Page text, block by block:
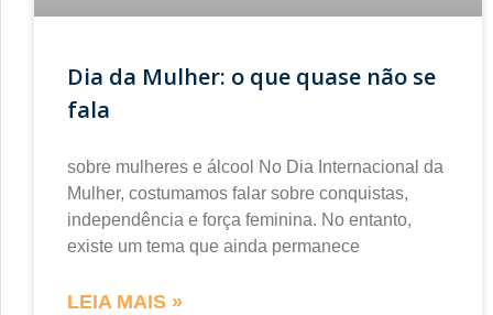
Dia da Mulher: o que quase não se
fala
sobre mulheres e álcool No Dia Internacional da
Mulher, costumamos falar sobre conquistas,
independência e força feminina. No entanto,
existe um tema que ainda permanece
LEIA MAIS »